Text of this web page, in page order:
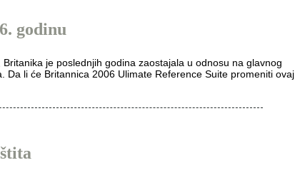
godinu
je poslednjih godina zaostajala u odnosu na glavnog
Da li će Britannica 2006 Ulimate Reference Suite promeniti ovaj